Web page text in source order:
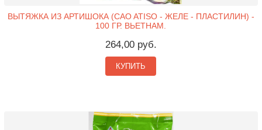
ВЫТЯЖКА ИЗ АРТИШОКА (CAO ATISO - ЖЕЛЕ - ПЛАСТИЛИН) -
100 ГР. ВЬЕТНАМ.
264,00 руб.
КУПИТЬ